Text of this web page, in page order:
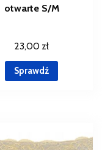
otwarte S/M
23,00 zł
Sprawdź